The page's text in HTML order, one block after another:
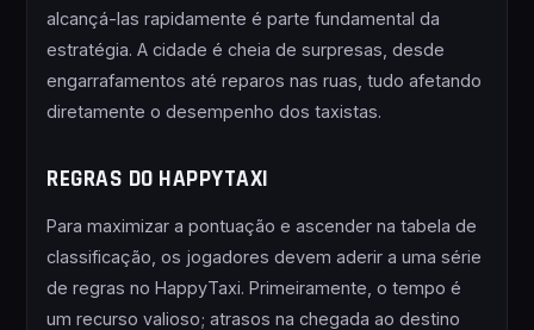
alcançá-las rapidamente é parte fundamental da
estratégia. A cidade é cheia de surpresas, desde
engarrafamentos até reparos nas ruas, tudo afetando
diretamente o desempenho dos taxistas.
REGRAS DO HAPPYTAXI
Para maximizar a pontuação e ascender na tabela de
classificação, os jogadores devem aderir a uma série
de regras no HappyTaxi. Primeiramente, o tempo é
um recurso valioso; atrasos na chegada ao destino